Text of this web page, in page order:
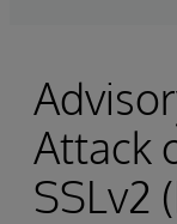
Attack
SSLv2